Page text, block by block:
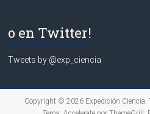
o en Twitter!
Tweets by @exp_ciencia
Copyright © 2026 Expedición Ciencia.